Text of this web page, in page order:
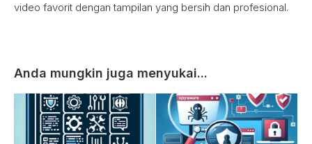
video favorit dengan tampilan yang bersih dan profesional.
Anda mungkin juga menyukai...